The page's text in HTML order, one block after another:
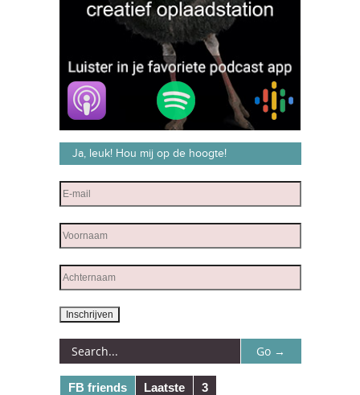
Ja, leuk! Hou mij op de hoogte!
FB friends Laatste 3